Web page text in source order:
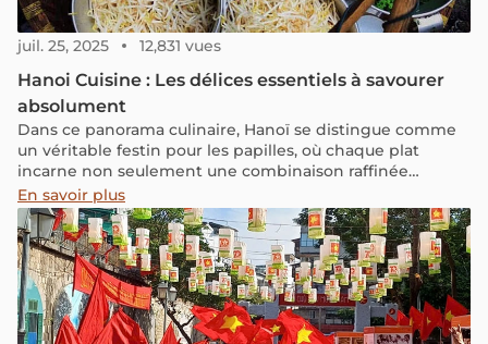
juil. 25, 2025 12,831 vues
Hanoi Cuisine : Les délices essentiels à savourer
absolument
Dans ce panorama culinaire, Hanoï se distingue comme
un véritable festin pour les papilles, où chaque plat
incarne non seulement une combinaison raffinée
d’ingrédients, mais aussi la beauté culturelle et l’histoire
millénaire du pays.
En savoir plus